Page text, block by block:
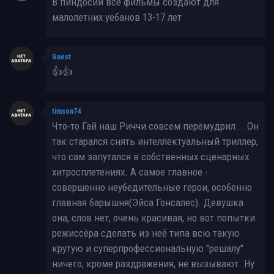
малолетних уебанов 13-17 лет
Guest
👍👍
timson74
Что-то Гай наш Риччи совсем перемудрил... Он
так старался снять интеллектуальный триллер,
что сам запутался в собственных сценарных
хитросплетениях. А самое главное -
совершенно неубедительные герои, особенно
главная барышня(Эйса Гонсалес). Девушка
она, слов нет, очень красивая, но вот попытки
режиссёра сделать из неё типа всю такую
крутую и суперпрофессиональную "решалу"
ничего, кроме раздражения, не вызывают. Ну